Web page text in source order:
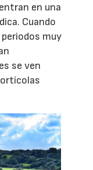
en una
Cuando
muy
se ven